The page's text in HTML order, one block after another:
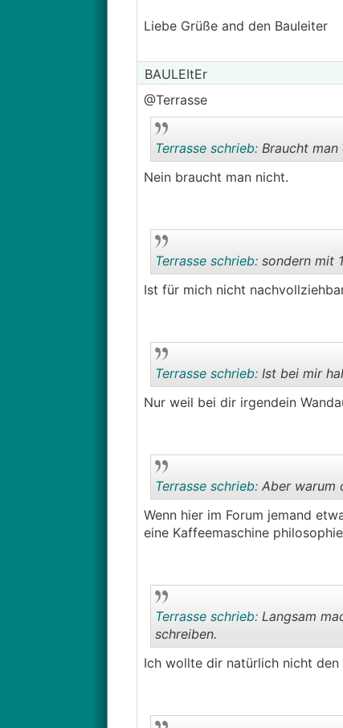
Liebe Grüße and den Bauleiter
BAULEItEr
@Terrasse
Terrasse schrieb:Braucht man
Nein braucht man nicht.
Terrasse schrieb:sondern mit
Ist für mich nicht
Terrasse schrieb:Ist bei mir
Nur weil bei dir irgendein
Terrasse schrieb:Aber warum
Wenn hier im Forum jemand
eine Kaffeemaschine
Terrasse schrieb:Langsam
schreiben.
Ich wollte dir natürlich nicht